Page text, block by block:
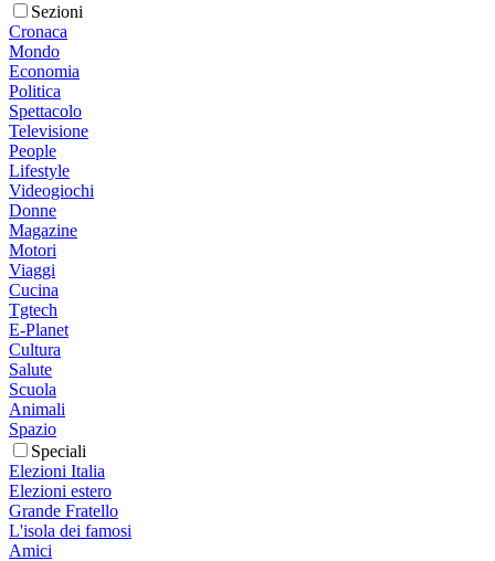
Sezioni
Cronaca
Mondo
Economia
Politica
Spettacolo
Televisione
People
Lifestyle
Videogiochi
Donne
Magazine
Motori
Viaggi
Cucina
Tgtech
E-Planet
Cultura
Salute
Scuola
Animali
Spazio
Speciali
Elezioni Italia
Elezioni estero
Grande Fratello
L'isola dei famosi
Amici